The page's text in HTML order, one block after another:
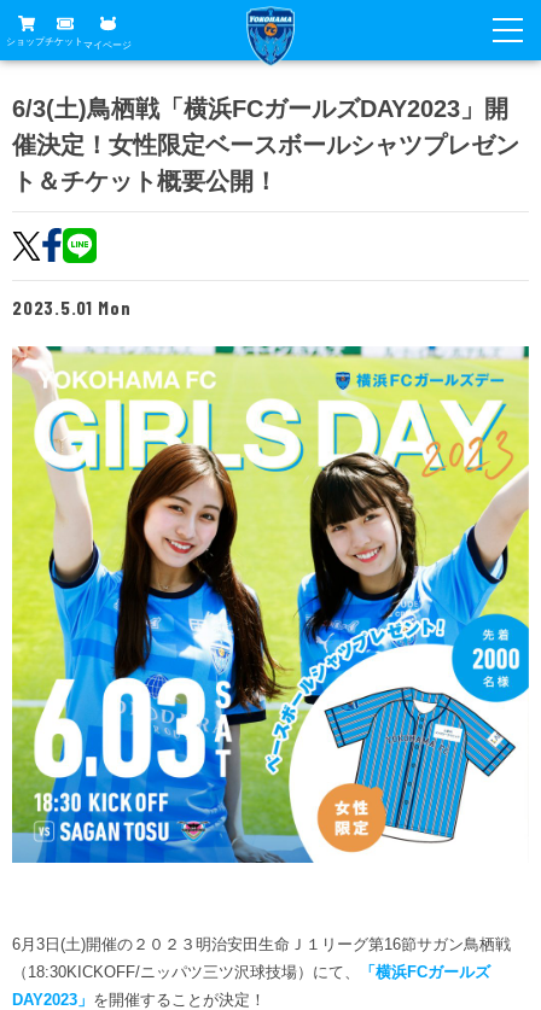
ショップチケット マイページ
グッズ
ホームタウン
トップチーム
試合
アカデミー
試合
試合日程
順位表
チケット
チケットガイド
席種・価格表
チケット購入方法
販売スケジュール
ニッパツシート
Buy Ticket Here
スケジュール
練習見学について
横浜FC観戦ガイド
試合会場アクセス
観戦ルール・マナー
クラブ
クラブ概要
フリ丸のページ
ヒストリー
サステナビリティ
ホームタウン活動
横浜FCスポーツクラブ
ニッパツ横浜FCシーガルズ
ゲームスチュワード
学生インターンシップ
ファン
横浜FC公式オンラインショップ
クラブメンバー
スタータークラブ
スペシャルコンテンツ
オリジナルビール
アカデミー
育成ビジョン
試合日程・結果
アカデミー選手
アカデミースタッフ
フェニックスクラブ
サッカースクール
チアスクール
パートナー
パートナー一覧
あしながドリーム基金
お問い合わせ
お問い合わせ
6/3(土)鳥栖戦「横浜FCガールズDAY2023」開
催決定！女性限定ベースボールシャツプレゼン
ト＆チケット概要公開！
2023.5.01 Mon
6月3日(土)開催の２０２３明治安田生命Ｊ１リーグ第16節サガン鳥栖戦
（18:30KICKOFF/ニッパツ三ツ沢球技場）にて、
「横浜FCガールズ
DAY2023」 を開催することが決定！